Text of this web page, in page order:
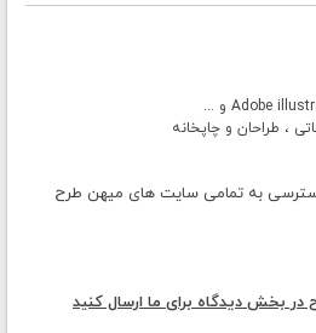
، طراحان و چاپخانه
به تمامی سایت های میهن طرح
در بخش دیدگاه برای ما ارسال کنید